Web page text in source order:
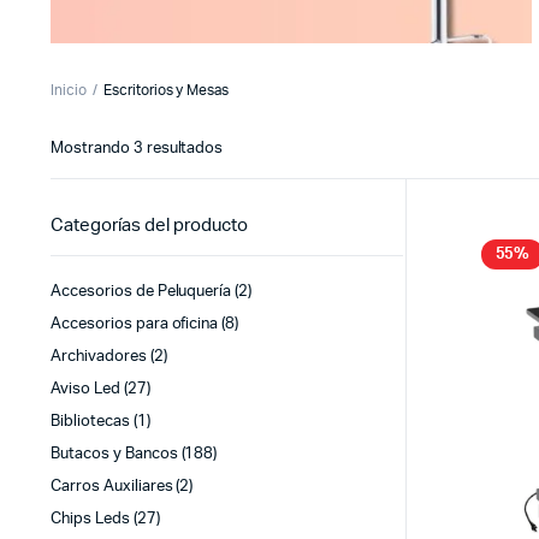
Inicio Escritorios y Mesas
Mostrando 3 resultadosSorted
55%
Categorías del producto
Accesorios de Peluquería (2)
Accesorios para oficina (8)
Archivadores (2)
Aviso Led (27)
Bibliotecas (1)
Butacos y Bancos (188)
Carros Auxiliares (2)
Chips Leds (27)